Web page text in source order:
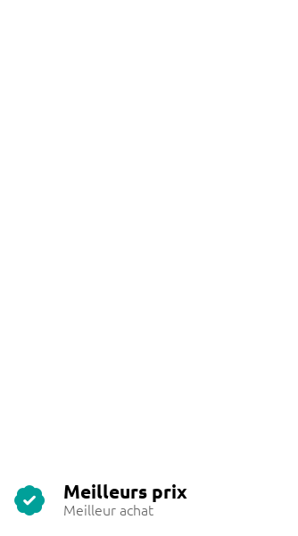
Meilleurs prix
Meilleur achat